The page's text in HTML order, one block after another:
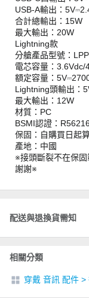
USB-A輸出：
合計總輸出：15W
最大輸出：20W
Lightning款
分艙產品型號：
電芯容量：3.6Vdc/
額定容量：
Lightning頭輸出：
最大輸出：12W
材質：PC
BSMI認證：
保固：自購買日起
產地：中國
※接頭斷裂不在保固
謝謝※
配送與退換貨需知
相關分類
穿戴 音訊 配件 >